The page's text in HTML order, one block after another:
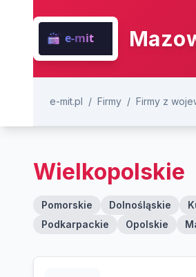
e-mit.pl / Firmy / Firmy z
Wielkopolskie
Pomorskie Dolnośląskie
Podkarpackie
Opolskie